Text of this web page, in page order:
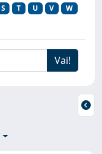
S T U V
W